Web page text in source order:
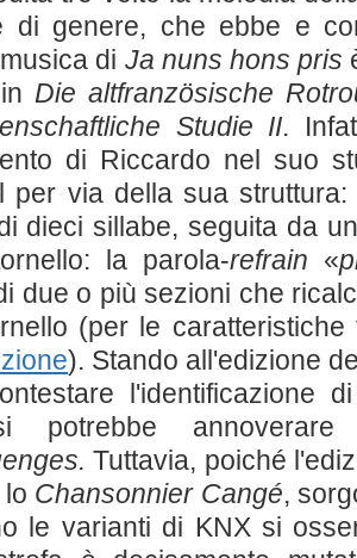
di genere, che ebbe e
di Ja nuns hons pris
Die altfranzösische
Studie II.
di Riccardo nel suo
per via della sua
dieci sillabe, seguita da
la parola-refrain «
due o più sezioni che
(per le
). Stando all'edizione
l'identificazione
potrebbe
Tuttavia, poiché
Chansonnier Cangé,
le varianti di KNX si